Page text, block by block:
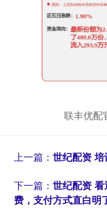
联丰优配
上一篇： 世纪配资 培
下一篇： 世纪配资
费，支付方式直白明